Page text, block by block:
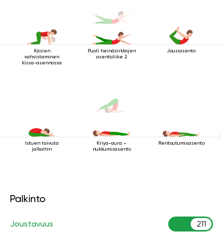
Käsien
vahvistaminen
kissa-asennossa
Puoli heinäsirkkojen
asentoliike 2
Jousiasento
Istuen taivuta
jalkoihin
Kriya-aura –
nukkumisasento
Rentoutumisasento
Palkinto
Joustavuus 211